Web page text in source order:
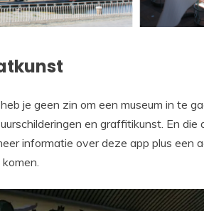
je geen zin om een museum in te
en graffitikunst. En die
informatie over deze app plus een